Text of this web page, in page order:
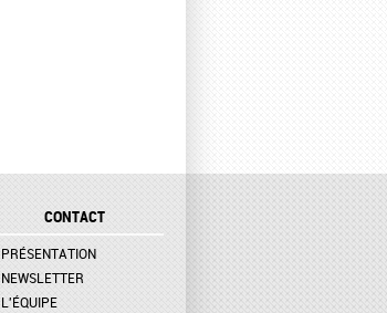
CONTACT
PRÉSENTATION
NEWSLETTER
L'ÉQUIPE